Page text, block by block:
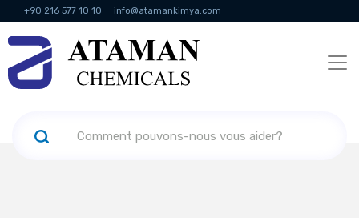
+90 216 577 10 10 info@atamankimya.com
KVKK Politikası Services de la société de l'information
humaines